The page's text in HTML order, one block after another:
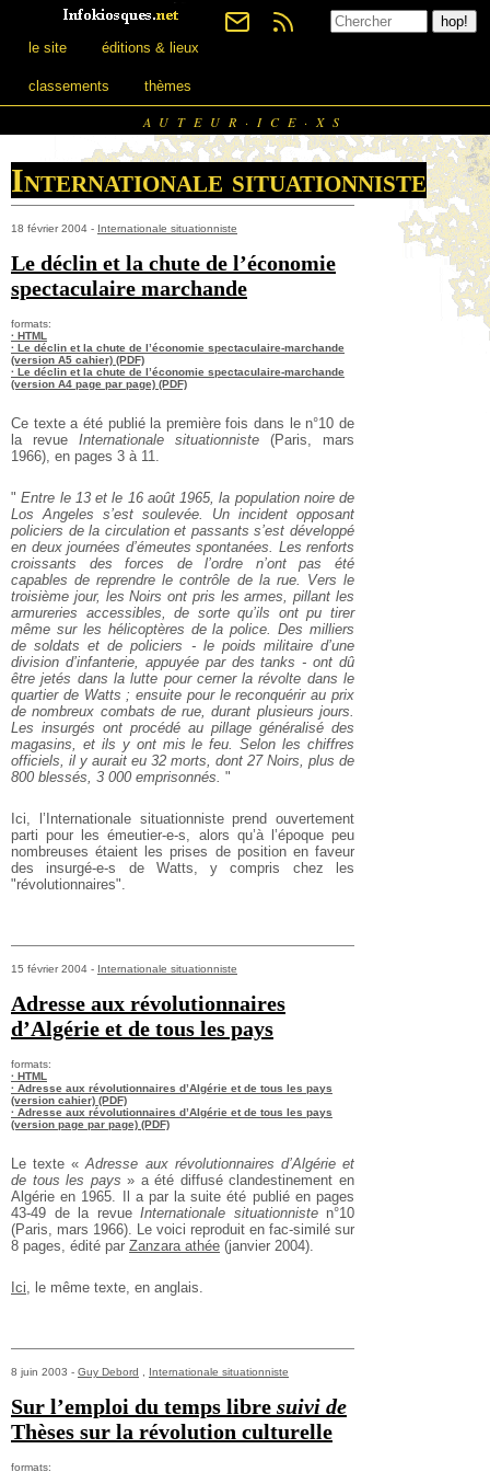
le site éditions & lieux
classements thèmes
AUTEUR·ICE·XS
Internationale situationniste
18 février 2004 - Internationale situationniste
Le déclin et la chute de l’économie
spectaculaire marchande
formats:
· HTML
· Le déclin et la chute de l’économie spectaculaire-marchande
(version A5 cahier) (PDF)
· Le déclin et la chute de l’économie spectaculaire-marchande
(version A4 page par page) (PDF)
Ce texte a été publié la première fois dans le n°10 de
la revue Internationale situationniste (Paris, mars
1966), en pages 3 à 11.
"Entre le 13 et le 16 août 1965, la population noire de
Los Angeles s’est soulevée. Un incident opposant
policiers de la circulation et passants s’est développé
en deux journées d’émeutes spontanées. Les renforts
croissants des forces de l’ordre n’ont pas été
capables de reprendre le contrôle de la rue. Vers le
troisième jour, les Noirs ont pris les armes, pillant les
armureries accessibles, de sorte qu’ils ont pu tirer
même sur les hélicoptères de la police. Des milliers
de soldats et de policiers - le poids militaire d’une
division d’infanterie, appuyée par des tanks - ont dû
être jetés dans la lutte pour cerner la révolte dans le
quartier de Watts ; ensuite pour le reconquérir au prix
de nombreux combats de rue, durant plusieurs jours.
Les insurgés ont procédé au pillage généralisé des
magasins, et ils y ont mis le feu. Selon les chiffres
officiels, il y aurait eu 32 morts, dont 27 Noirs, plus de
800 blessés, 3 000 emprisonnés. "
Ici, l’Internationale situationniste prend ouvertement
parti pour les émeutier-e-s, alors qu’à l’époque peu
nombreuses étaient les prises de position en faveur
des insurgé-e-s de Watts, y compris chez les
"révolutionnaires".
15 février 2004 - Internationale situationniste
Adresse aux révolutionnaires
d’Algérie et de tous les pays
formats:
· HTML
· Adresse aux révolutionnaires d’Algérie et de tous les pays
(version cahier) (PDF)
· Adresse aux révolutionnaires d’Algérie et de tous les pays
(version page par page) (PDF)
Le texte «Adresse aux révolutionnaires d’Algérie et
de tous les pays » a été diffusé clandestinement en
Algérie en 1965. Il a par la suite été publié en pages
43-49 de la revue Internationale situationnisten°10
(Paris, mars 1966). Le voici reproduit en fac-similé sur
8 pages, édité par Zanzara athée (janvier 2004).
Ici, le même texte, en anglais.
8 juin 2003 - Guy Debord Internationale situationniste
Sur l’emploi du temps libre suivi de
Thèses sur la révolution culturelle
formats: